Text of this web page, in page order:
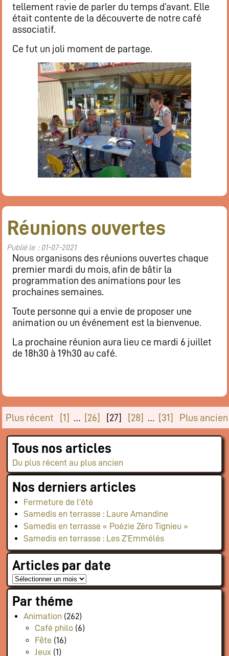
tellement ravie de parler du temps d’avant. Elle
était contente de la découverte de notre café
associatif.
Ce fut un joli moment de partage.
Réunions ouvertes
Publié le : 01-07-2021
Nous organisons des réunions ouvertes chaque
premier mardi du mois, afin de bâtir la
programmation des animations pour les
prochaines semaines.
Toute personne qui a envie de proposer une
animation ou un événement est la bienvenue.
La prochaine réunion aura lieu ce mardi 6 juillet
de 18h30 à 19h30 au café.
Plus récent [1] … [26] [27] [28] … [31] Plus ancien
Tous nos articles
Du plus récent au plus ancien
Nos derniers articles
Fermeture de l’été
Samedis en terrasse : Laure Amandine
Samedis en terrasse « Poézie Zéro Tignieu »
Samedis en terrasse : Les Z’Emmélés
Articles par date
Par théme
Animation (262)
Café philo (6)
Fête (16)
Jeux (1)